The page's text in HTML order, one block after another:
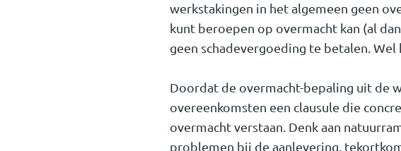
werkstakingen in het algemeen geen
kunt beroepen op overmacht kan (al
geen schadevergoeding te betalen.
Doordat de overmacht-bepaling uit de
overeenkomsten een clausule die
overmacht verstaan. Denk aan
problemen bij de aanlevering,